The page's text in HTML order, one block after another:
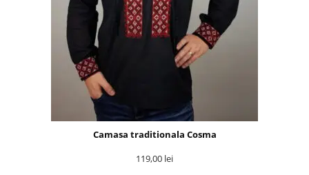
Camasa traditionala Cosma
119,00 lei